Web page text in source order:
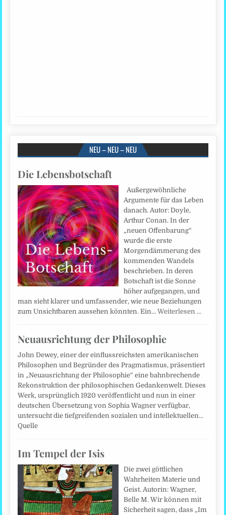
NEU – NEU – NEU
Die Lebensbotschaft
Außergewöhnliche
Argumente für das Leben
danach. Autor: Doyle,
Arthur Conan. In der
„neuen Offenbarung“
wurde die erste
Morgendämmerung des
kommenden Wandels
beschrieben. In deren
Botschaft ist die Sonne
höher aufgegangen, und
man sieht klarer und umfassender, wie neue Beziehungen
zum Unsichtbaren aussehen könnten. Ein…Weiterlesen …
Neuausrichtung der Philosophie
John Dewey, einer der einflussreichsten amerikanischen
Philosophen und Begründer des Pragmatismus, präsentiert
in „Neuausrichtung der Philosophie“ eine bahnbrechende
Rekonstruktion der philosophischen Gedankenwelt. Dieses
Werk, ursprünglich 1920 veröffentlicht und nun in einer
deutschen Übersetzung von Sophia Wagner verfügbar,
untersucht die tiefgreifenden sozialen und intellektuellen…
Quelle
Im Tempel der Isis
Die zwei göttlichen
Wahrheiten Materie und
Geist. Autorin: Wagner,
Belle M. Wir können mit
Sicherheit sagen, dass „Im